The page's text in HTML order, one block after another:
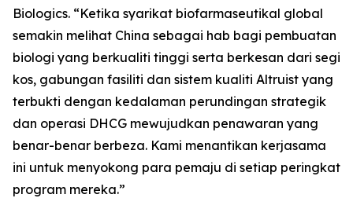
Biologics. “Ketika syarikat biofarmaseutikal global
semakin melihat China sebagai hab bagi pembuatan
biologi yang berkualiti tinggi serta berkesan dari segi
kos, gabungan fasiliti dan sistem kualiti Altruist yang
terbukti dengan kedalaman perundingan strategik
dan operasi DHCG mewujudkan penawaran yang
benar-benar berbeza. Kami menantikan kerjasama
ini untuk menyokong para pemaju di setiap peringkat
program mereka.”